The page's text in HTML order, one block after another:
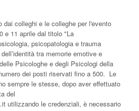
colleghi e le colleghe per l'evento
e 11 aprile dal titolo "La
psicopatologia e trauma
tra memorie emotive e
Psicologhe e degli Psicologi della
dei posti riservati fino a 500. Le
sempre le stesse, dopo aver effettuato
del
utilizzando le credenziali, è necessario